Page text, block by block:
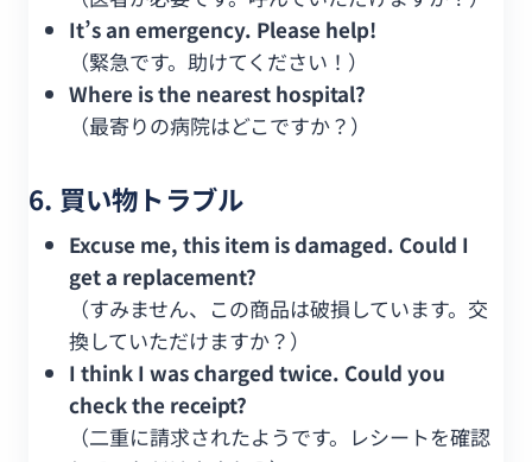
It’s an emergency. Please help!
（緊急です。助けてください！）
Where is the nearest hospital?
（最寄りの病院はどこですか？）
6. 買い物トラブル
Excuse me, this item is damaged. Could I
get a replacement?
（すみません、この商品は破損しています。交
換していただけますか？）
I think I was charged twice. Could you
check the receipt?
（二重に請求されたようです。レシートを確認